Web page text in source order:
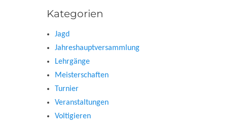
Kategorien
Jagd
Jahreshauptversammlung
Lehrgänge
Meisterschaften
Turnier
Veranstaltungen
Voltigieren